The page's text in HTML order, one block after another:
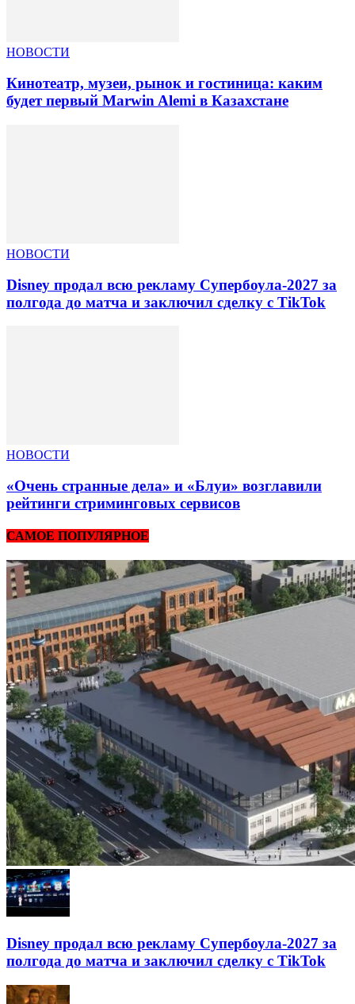
НОВОСТИ
Кинотеатр, музеи, рынок и гостиница: каким
будет первый Marwin Alemi в Казахстане
НОВОСТИ
Disney продал всю рекламу Супербоула-2027 за
полгода до матча и заключил сделку с TikTok
НОВОСТИ
«Очень странные дела» и «Блуи» возглавили
рейтинги стриминговых сервисов
САМОЕ ПОПУЛЯРНОЕ
Disney продал всю рекламу Супербоула-2027 за
полгода до матча и заключил сделку с TikTok